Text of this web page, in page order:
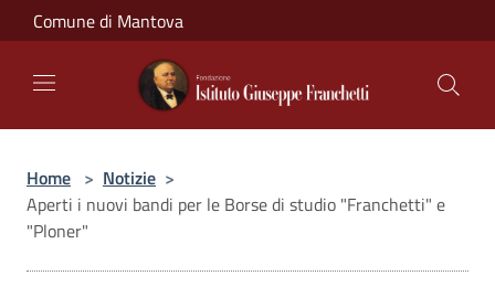
Salta al contenuto principale
Comune di Mantova
Home > Notizie >
Aperti i nuovi bandi per le Borse di studio "Franchetti" e
"Ploner"